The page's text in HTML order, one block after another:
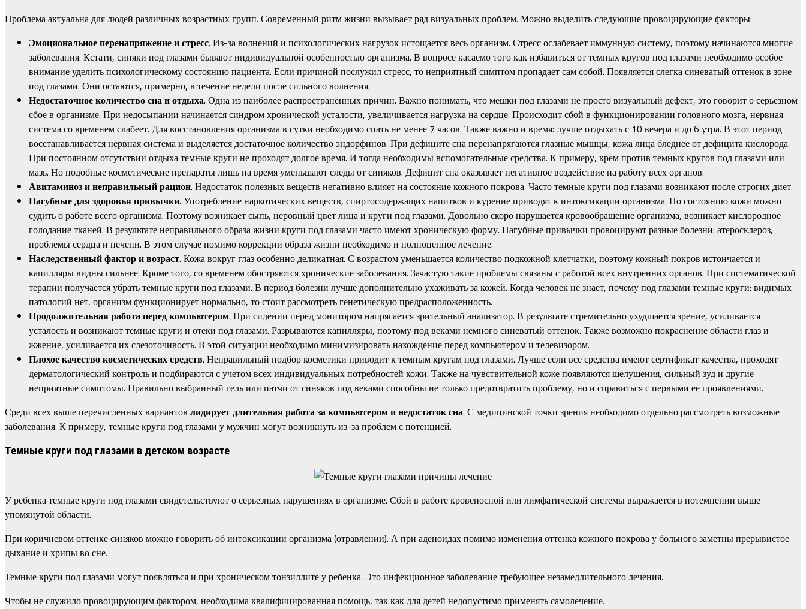
Проблема актуальна для людей различных возрастных групп. Современный ритм жизни вызывает ряд визуальных проблем. Можно выделить следующие провоцирующие факторы:
Эмоциональное перенапряжение и стресс. Из-за волнений и психологических нагрузок истощается весь организм. Стресс ослабевает иммунную систему, поэтому начинаются многие
заболевания. Кстати, синяки под глазами бывают индивидуальной особенностью организма. В вопросе касаемо того как избавиться от темных кругов под глазами необходимо особое
внимание уделить психологическому состоянию пациента. Если причиной послужил стресс, то неприятный симптом пропадает сам собой. Появляется слегка синеватый оттенок в зоне
под глазами. Они остаются, примерно, в течение недели после сильного волнения.
Недостаточное количество сна и отдыха. Одна из наиболее распространённых причин. Важно понимать, что мешки под глазами не просто визуальный дефект, это говорит о серьезном
сбое в организме. При недосыпании начинается синдром хронической усталости, увеличивается нагрузка на сердце. Происходит сбой в функционировании головного мозга, нервная
система со временем слабеет. Для восстановления организма в сутки необходимо спать не менее 7 часов. Также важно и время: лучше отдыхать с 10 вечера и до 6 утра. В этот период
восстанавливается нервная система и выделяется достаточное количество эндорфинов. При дефиците сна перенапрягаются глазные мышцы, кожа лица бледнее от дефицита кислорода.
При постоянном отсутствии отдыха темные круги не проходят долгое время. И тогда необходимы вспомогательные средства. К примеру, крем против темных кругов под глазами или
мазь. Но подобные косметические препараты лишь на время уменьшают следы от синяков. Дефицит сна оказывает негативное воздействие на работу всех органов.
Авитаминоз и неправильный рацион. Недостаток полезных веществ негативно влияет на состояние кожного покрова. Часто темные круги под глазами возникают после строгих диет.
Пагубные для здоровья привычки. Употребление наркотических веществ, спиртосодержащих напитков и курение приводят к интоксикации организма. По состоянию кожи можно
судить о работе всего организма. Поэтому возникает сыпь, неровный цвет лица и круги под глазами. Довольно скоро нарушается кровообращение организма, возникает кислородное
голодание тканей. В результате неправильного образа жизни круги под глазами часто имеют хроническую форму. Пагубные привычки провоцируют разные болезни: атеросклероз,
проблемы сердца и печени. В этом случае помимо коррекции образа жизни необходимо и полноценное лечение.
Наследственный фактор и возраст. Кожа вокруг глаз особенно деликатная. С возрастом уменьшается количество подкожной клетчатки, поэтому кожный покров истончается и
капилляры видны сильнее. Кроме того, со временем обостряются хронические заболевания. Зачастую такие проблемы связаны с работой всех внутренних органов. При систематической
терапии получается убрать темные круги под глазами. В период болезни лучше дополнительно ухаживать за кожей. Когда человек не знает, почему под глазами темные круги: видимых
патологий нет, организм функционирует нормально, то стоит рассмотреть генетическую предрасположенность.
Продолжительная работа перед компьютером. При сидении перед монитором напрягается зрительный анализатор. В результате стремительно ухудшается зрение, усиливается
усталость и возникают темные круги и отеки под глазами. Разрываются капилляры, поэтому под веками немного синеватый оттенок. Также возможно покраснение области глаз и
жжение, усиливается их слезоточивость. В этой ситуации необходимо минимизировать нахождение перед компьютером и телевизором.
Плохое качество косметических средств. Неправильный подбор косметики приводит к темным кругам под глазами. Лучше если все средства имеют сертификат качества, проходят
дерматологический контроль и подбираются с учетом всех индивидуальных потребностей кожи. Также на чувствительной коже появляются шелушения, сильный зуд и другие
неприятные симптомы. Правильно выбранный гель или патчи от синяков под веками способны не только предотвратить проблему, но и справиться с первыми ее проявлениями.
Среди всех выше перечисленных вариантов лидирует длительная работа за компьютером и недостаток сна. С медицинской точки зрения необходимо отдельно рассмотреть возможные
заболевания. К примеру, темные круги под глазами у мужчин могут возникнуть из-за проблем с потенцией.
Темные круги под глазами в детском возрасте
У ребенка темные круги под глазами свидетельствуют о серьезных нарушениях в организме. Сбой в работе кровеносной или лимфатической системы выражается в потемнении выше
упомянутой области.
При коричневом оттенке синяков можно говорить об интоксикации организма (отравлении). А при аденоидах помимо изменения оттенка кожного покрова у больного заметны прерывистое
дыхание и хрипы во сне.
Темные круги под глазами могут появляться и при хроническом тонзиллите у ребенка. Это инфекционное заболевание требующее незамедлительного лечения.
Чтобы не служило провоцирующим фактором, необходима квалифицированная помощь, так как для детей недопустимо применять самолечение.